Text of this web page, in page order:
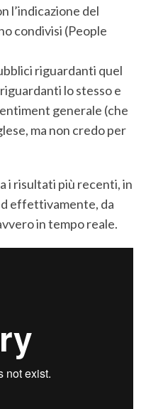
l’indicazione del
condivisi (People
riguardanti quel
lo stesso e
generale (che
ma non credo per
i risultati più recenti, in
effettivamente, da
in tempo reale.